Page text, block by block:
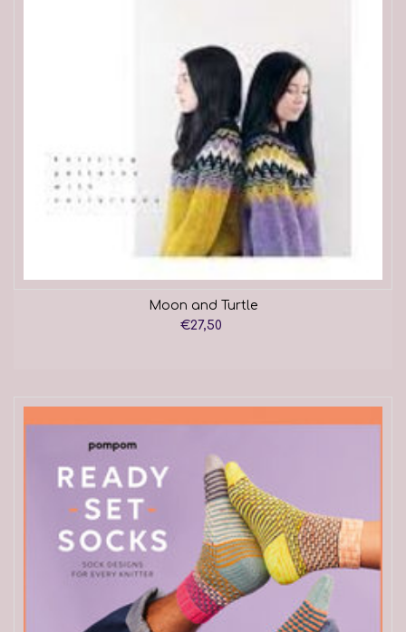
Moon and Turtle
€27,50